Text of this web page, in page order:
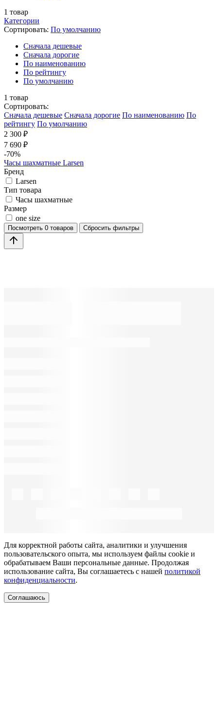
1 товар
Категории
Сортировать: По умолчанию
Cначала дешевые
Cначала дорогие
По наименованию
По рейтингу
По умолчанию
1 товар
Сортировать:
Cначала дешевые Cначала дорогие По наименованию По
рейтингу По умолчанию
2 300 ₽
7 690 ₽
-70%
Часы шахматные Larsen
Бренд
Larsen
Тип товара
Часы шахматные
Размер
one size
Посмотреть 0 товаров Сбросить фильтры
Для корректной работы сайта, аналитики и улучшения
пользовательского опыта, мы используем файлы cookie и
обрабатываем Ваши персональные данные. Продолжая
использование сайта, Вы соглашаетесь с нашей политикой
конфиденциальности.
Соглашаюсь